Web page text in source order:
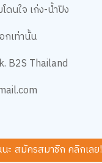
นใจ เก่ง-น้ำปิง
กเท่านั้น
B2S Thailand
ะ สมัครสมาชิก คลิกเลย!